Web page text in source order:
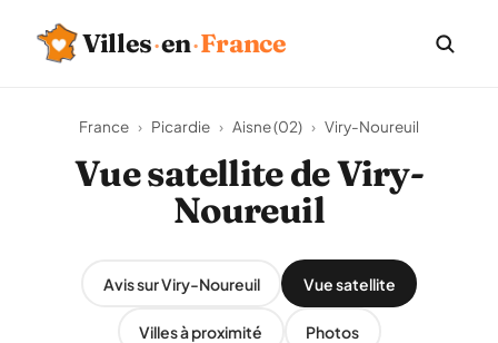
Villes·en·France
France › Picardie › Aisne (02) › Viry-Noureuil
Vue satellite de Viry-
Noureuil
Avis sur Viry-Noureuil Vue satellite
Villes à proximité Photos